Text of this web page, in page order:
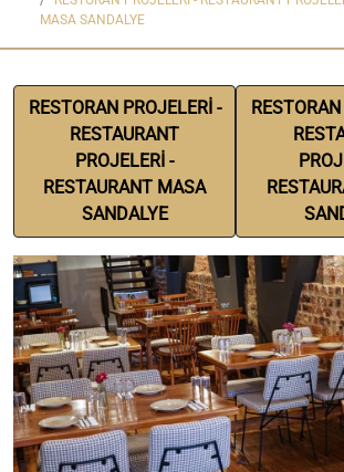
MASA SANDALYE
RESTORAN PROJELERİ -
RESTAURANT
PROJELERİ -
RESTAURANT MASA
SANDALYE